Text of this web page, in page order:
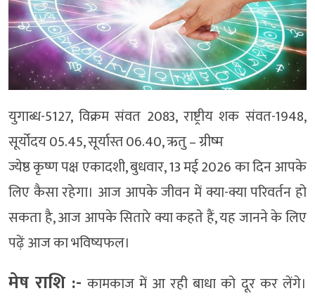
युगाब्ध-5127, विक्रम संवत 2083, राष्ट्रीय शक संवत-1948,
सूर्योदय 05.45, सूर्यास्त 06.40, ऋतु – ग्रीष्म
ज्येष्ठ कृष्ण पक्ष एकादशी, बुधवार, 13 मई 2026 का दिन आपके
लिए कैसा रहेगा। आज आपके जीवन में क्या-क्या परिवर्तन हो
सकता है, आज आपके सितारे क्या कहते हैं, यह जानने के लिए
पढ़ें आज का भविष्यफल।
मेष राशि :- कामकाज में आ रही बाधा को दूर कर लेंगे।